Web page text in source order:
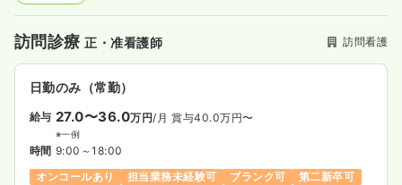
訪問診療正・准看護師 訪問看護
日勤のみ（常勤）
給与 27.0〜36.0万円/月 賞与40.0万円〜
※一例
時間 9:00～18:00
オンコールあり
担当業務未経験可 ブランク可
第二新卒可